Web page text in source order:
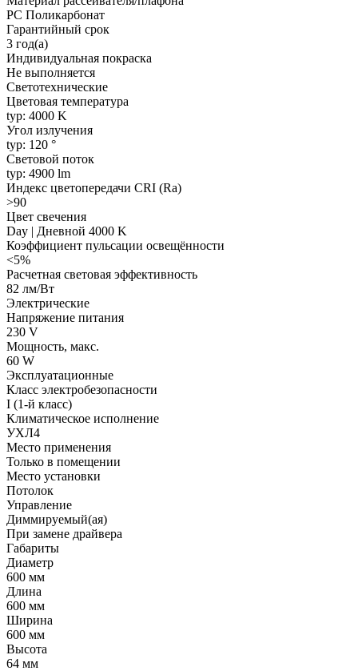
PC Поликарбонат
Гарантийный срок
3 год(а)
Индивидуальная покраска
Не выполняется
Светотехнические
Цветовая температура
typ: 4000 K
Угол излучения
typ: 120 °
Световой поток
typ: 4900 lm
Индекс цветопередачи CRI (Ra)
>90
Цвет свечения
Day | Дневной 4000 K
Коэффициент пульсации освещённости
<5%
Расчетная световая эффективность
82 лм/Вт
Электрические
Напряжение питания
230 V
Мощность, макс.
60 W
Эксплуатационные
Класс электробезопасности
I (1-й класс)
Климатическое исполнение
УХЛ4
Место применения
Только в помещении
Место установки
Потолок
Управление
Диммируемый(ая)
При замене драйвера
Габариты
Диаметр
600 мм
Длина
600 мм
Ширина
600 мм
Высота
64 мм